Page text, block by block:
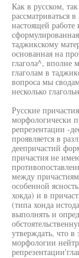
Как в русском,
рассматриваться
настоящей работе
таджикскому
основанная на
глагола^,
глаголам в
вопроса мы
несколько
Русские
морфологически
репрезентации -
проявляется в
деепричастий
причастия не
между
особенной
хокда) и в
(типа хонда
выполнять и
утверждать, что в
морфологии